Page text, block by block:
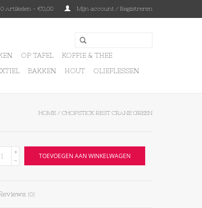
0 Artikelen - €0,00 Mijn account / Registreren
OP TAFEL
KOFFIE & THEE
BAKKEN HOUT OLIEFLESSEN
HOME / CHOPSTICK REST CRANE GREEN
+
-
TOEVOEGEN AAN WINKELWAGEN
(0)